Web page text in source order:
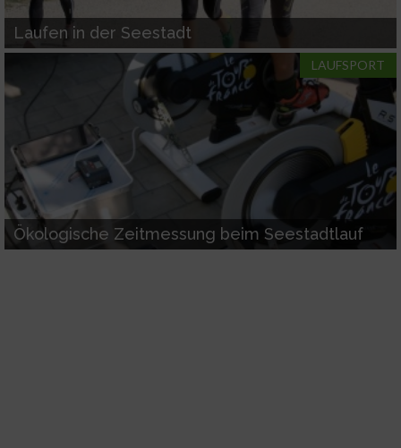
Laufen in der Seestadt
LAUFSPORT
Ökologische Zeitmessung beim Seestadtlauf